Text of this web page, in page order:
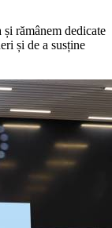
și rămânem dedicate
și de a susține